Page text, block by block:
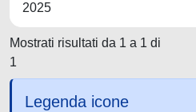
2025
Mostrati risultati da 1 a 1 di
1
Legenda icone